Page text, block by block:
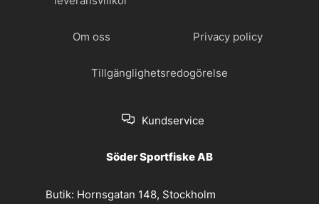
Om oss Privacy policy
Tillgänglighetsredogörelse
Kundservice
Söder Sportfiske AB
Butik: Hornsgatan 148, Stockholm